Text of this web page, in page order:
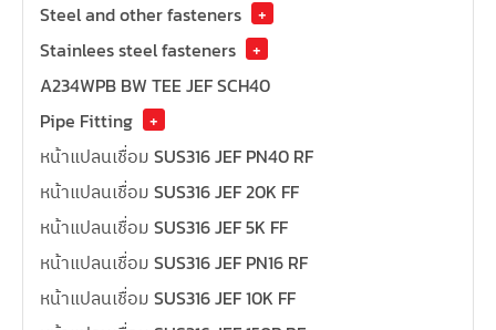
Steel and other fasteners
+
Stainlees steel fasteners
+
A234WPB BW TEE JEF SCH40
Pipe Fitting
+
หน้าแปลนเชื่อม SUS316 JEF PN40 RF
หน้าแปลนเชื่อม SUS316 JEF 20K FF
หน้าแปลนเชื่อม SUS316 JEF 5K FF
หน้าแปลนเชื่อม SUS316 JEF PN16 RF
หน้าแปลนเชื่อม SUS316 JEF 10K FF